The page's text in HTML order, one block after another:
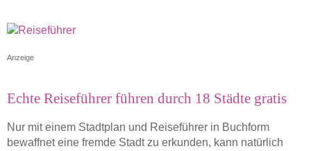
Anzeige
Echte Reiseführer führen durch 18 Städte gratis
Nur mit einem Stadtplan und Reiseführer in Buchform
bewaffnet eine fremde Stadt zu erkunden, kann natürlich